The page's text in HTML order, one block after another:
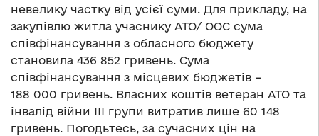
невелику частку від усієї суми. Для прикладу, на
закупівлю житла учаснику АТО/ ООС сума
співфінансування з обласного бюджету
становила 436 852 гривень. Сума
співфінансування з місцевих бюджетів –
188 000 гривень. Власних коштів ветеран АТО та
інвалід війни ІІІ групи витратив лише 60 148
гривень. Погодьтесь, за сучасних цін на